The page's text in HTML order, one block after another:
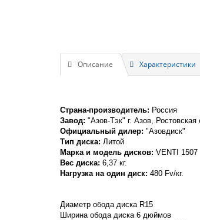
Описание Характеристики
Страна-производитель: Россия
Завод: "Азов-Тэк" г. Азов, Ростовская
Официальный дилер: "Азовдиск"
Тип диска: Литой
Марка и модель дисков: VENTI 1507
Вес диска: 6,37 кг.
Нагрузка на один диск: 480 Fv/кг.
Диаметр обода диска R15
Ширина обода диска 6 дюймов